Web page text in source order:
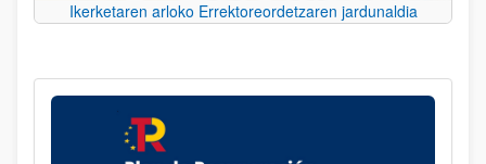
Ikerketaren arloko Errektoreordetzaren jardunaldia